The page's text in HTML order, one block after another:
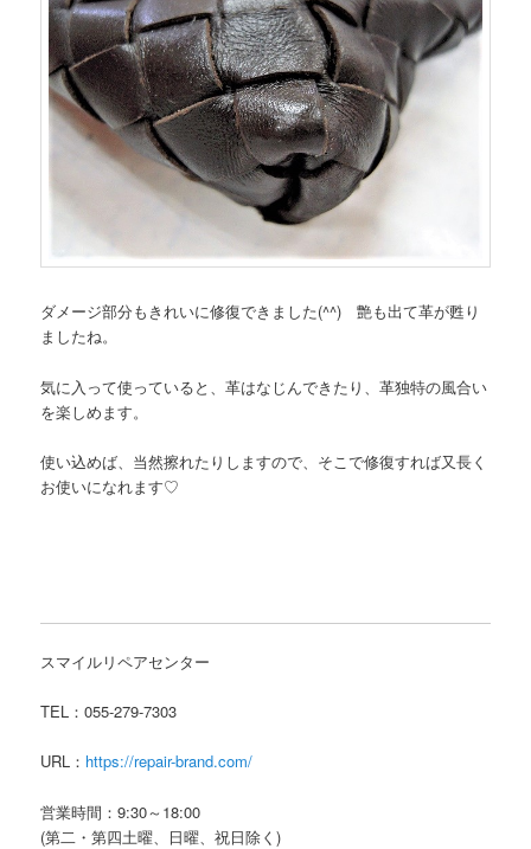
ダメージ部分もきれいに修復できました(^^) 艶も出て革が甦り
ましたね。
気に入って使っていると、革はなじんできたり、革独特の風合い
を楽しめます。
使い込めば、当然擦れたりしますので、そこで修復すれば又長く
お使いになれます♡
スマイルリペアセンター
TEL：055-279-7303
URL： https://repair-brand.com/
営業時間：9:30～18:00
(第二・第四土曜、日曜、祝日除く)